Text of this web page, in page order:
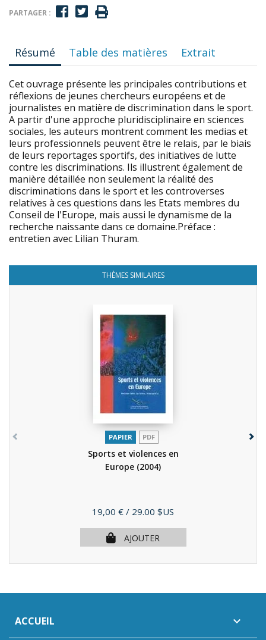
PARTAGER :
Résumé Table des matières Extrait
Cet ouvrage présente les principales contributions et
réflexions de jeunes chercheurs européens et de
journalistes en matière de discrimination dans le sport.
A partir d'une approche pluridisciplinaire en sciences
sociales, les auteurs montrent comment les medias et
leurs professionnels peuvent être le relais, par le biais
de leurs reportages sportifs, des initiatives de lutte
contre les discriminations. Ils illustrent également de
manière détaillée non seulement la réalité des
discriminations dans le sport et les controverses
relatives à ces questions dans les Etats membres du
Conseil de l'Europe, mais aussi le dynamisme de la
recherche naissante dans ce domaine.Préface :
entretien avec Lilian Thuram.
THÈMES SIMILAIRES
PAPIER PDF
Sports et violences en
Europe (2004)
Prix
19,00 € / 29.00 $US
AJOUTER
ACCUEIL 